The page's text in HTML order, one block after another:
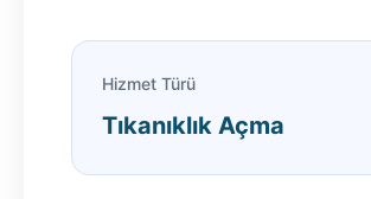
Hizmet Türü
Tıkanıklık Açma